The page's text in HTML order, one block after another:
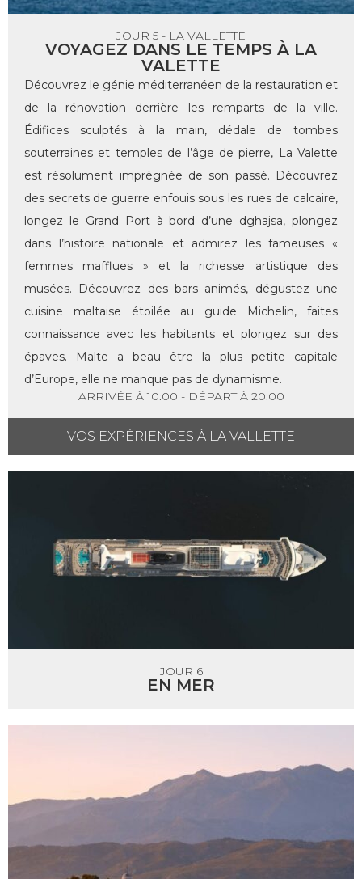
JOUR 5 - LA VALLETTE
VOYAGEZ DANS LE TEMPS À LA
VALETTE
Découvrez le génie méditerranéen de la restauration et
de la rénovation derrière les remparts de la ville.
Édifices sculptés à la main, dédale de tombes
souterraines et temples de l’âge de pierre, La Valette
est résolument imprégnée de son passé. Découvrez
des secrets de guerre enfouis sous les rues de calcaire,
longez le Grand Port à bord d’une dghajsa, plongez
dans l’histoire nationale et admirez les fameuses «
femmes mafflues » et la richesse artistique des
musées. Découvrez des bars animés, dégustez une
cuisine maltaise étoilée au guide Michelin, faites
connaissance avec les habitants et plongez sur des
épaves. Malte a beau être la plus petite capitale
d’Europe, elle ne manque pas de dynamisme.
ARRIVÉE À 10:00 - DÉPART À 20:00
VOS EXPÉRIENCES À LA VALLETTE
JOUR 6
EN MER